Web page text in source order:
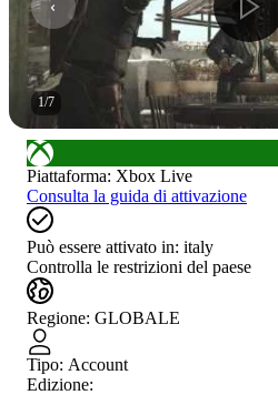
1/7
Piattaforma: Xbox Live
Consulta la guida di attivazione
Può essere attivato in: italy
Controlla le restrizioni del paese
Regione: GLOBALE
Tipo: Account
Edizione: